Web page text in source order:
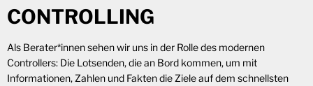
CONTROLLING
Als Berater*innen sehen wir uns in der Rolle des modernen
Controllers: Die Lotsenden, die an Bord kommen, um mit
Informationen, Zahlen und Fakten die Ziele auf dem schnellsten